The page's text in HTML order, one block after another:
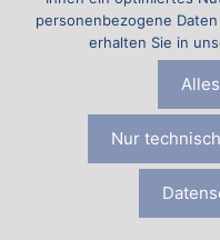
Transformation und
Entgeltsystemen
entstehen oftmals
Herausforderungen
Mitarbeitenden und
Verantwortlichen.
Compensation
personenbezogene
erhalten Sie in
Nur